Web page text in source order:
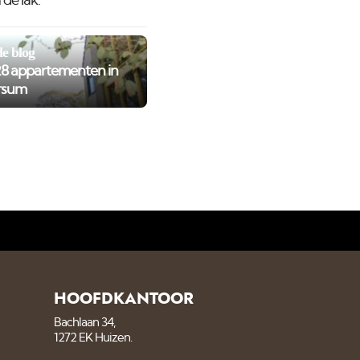
blog
appartementen in
HOOFDKANTOOR
Bachlaan 34,
1272 EK Huizen.